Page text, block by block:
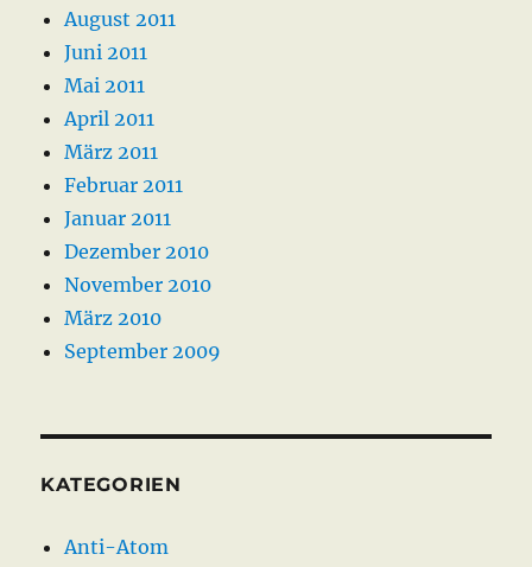
August 2011
Juni 2011
Mai 2011
April 2011
März 2011
Februar 2011
Januar 2011
Dezember 2010
November 2010
März 2010
September 2009
KATEGORIEN
Anti-Atom